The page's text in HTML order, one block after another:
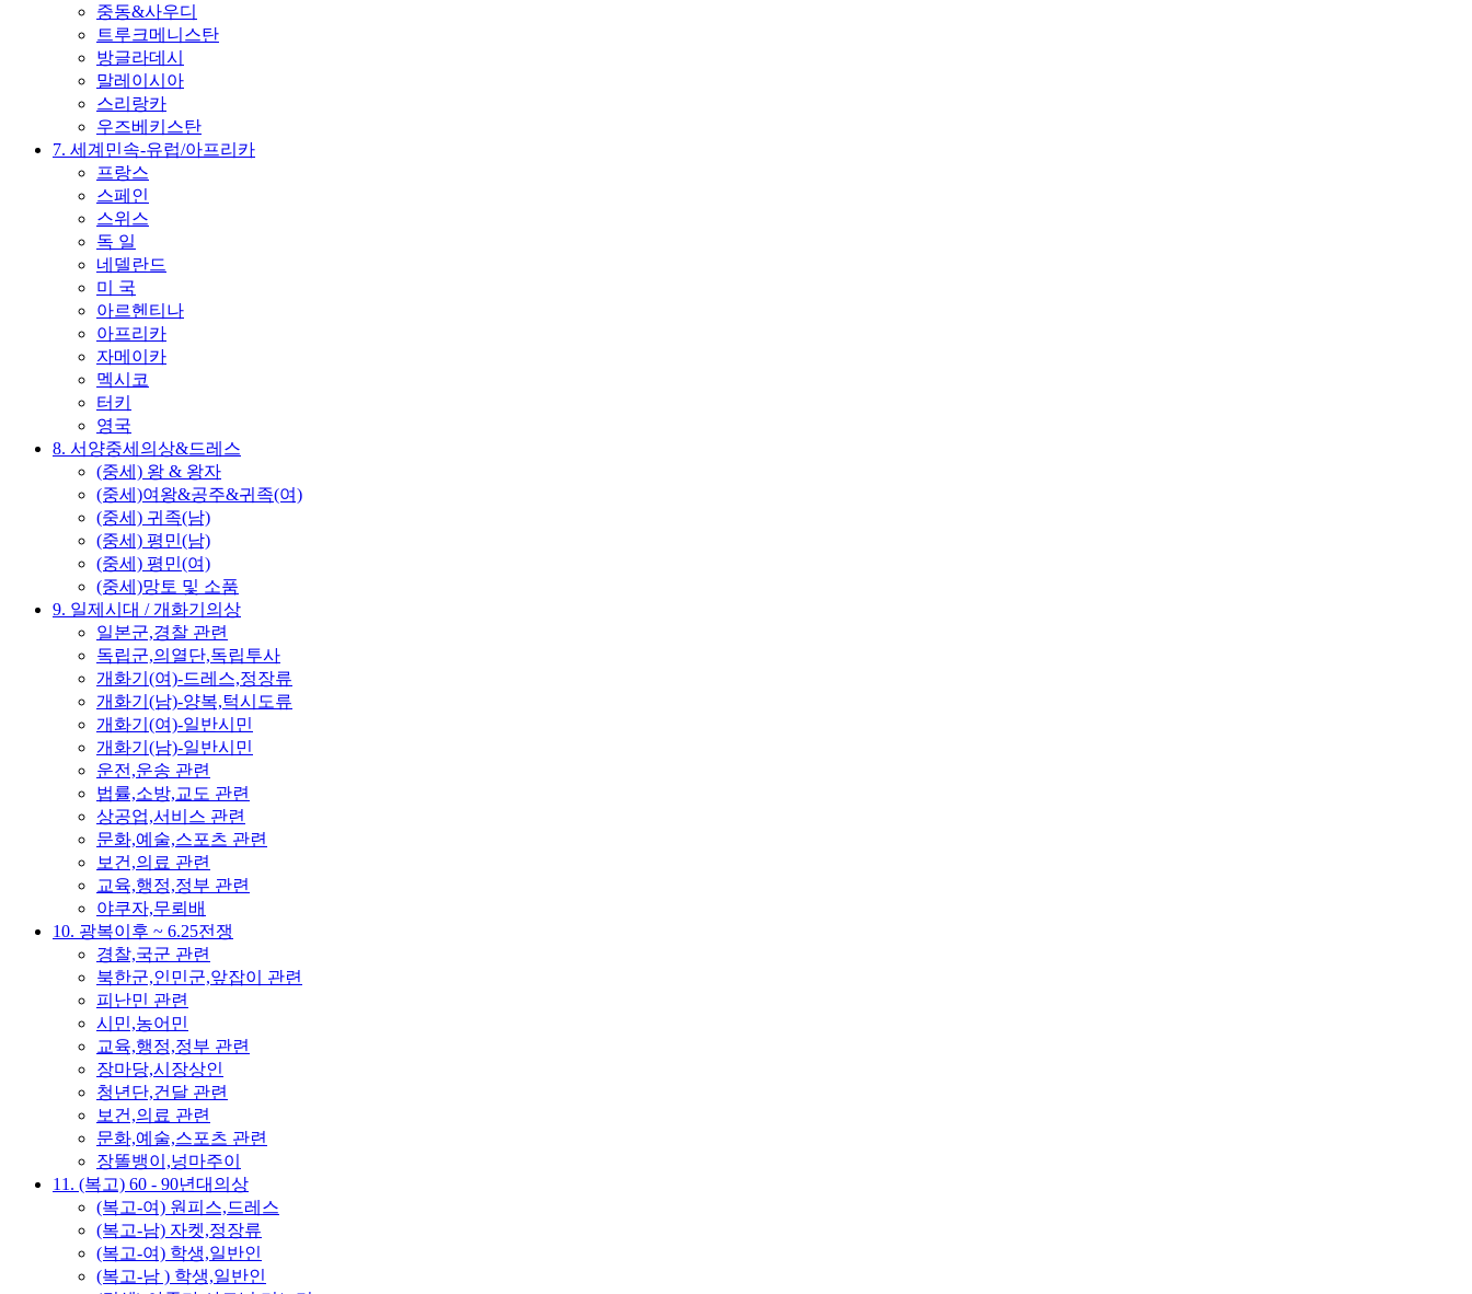
중동&사우디
트루크메니스탄
방글라데시
말레이시아
스리랑카
우즈베키스탄
7. 세계민속-유럽/아프리카
프랑스
스페인
스위스
독 일
네델란드
미 국
아르헨티나
아프리카
자메이카
멕시코
터키
영국
8. 서양중세의상&드레스
(중세) 왕 & 왕자
(중세)여왕&공주&귀족(여)
(중세) 귀족(남)
(중세) 평민(남)
(중세) 평민(여)
(중세)망토 및 소품
9. 일제시대 / 개화기의상
일본군,경찰 관련
독립군,의열단,독립투사
개화기(여)-드레스,정장류
개화기(남)-양복,턱시도류
개화기(여)-일반시민
개화기(남)-일반시민
운전,운송 관련
법률,소방,교도 관련
상공업,서비스 관련
문화,예술,스포츠 관련
보건,의료 관련
교육,행정,정부 관련
야쿠자,무뢰배
10. 광복이후 ~ 6.25전쟁
경찰,국군 관련
북한군,인민군,앞잡이 관련
피난민 관련
시민,농어민
교육,행정,정부 관련
장마당,시장상인
청년단,건달 관련
보건,의료 관련
문화,예술,스포츠 관련
장똘뱅이,넝마주이
11. (복고) 60 - 90년대의상
(복고-여) 원피스,드레스
(복고-남) 자켓,정장류
(복고-여) 학생,일반인
(복고-남 ) 학생,일반인